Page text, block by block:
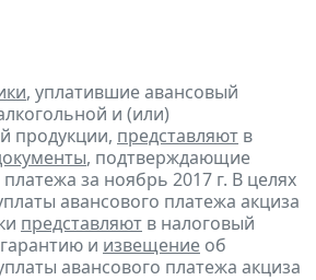
, уплатившие авансовый
и (или)
продукции, представляют в
, подтверждающие
за ноябрь 2017 г. В целях
авансового платежа акциза
представляют в налоговый
и извещение об
авансового платежа акциза